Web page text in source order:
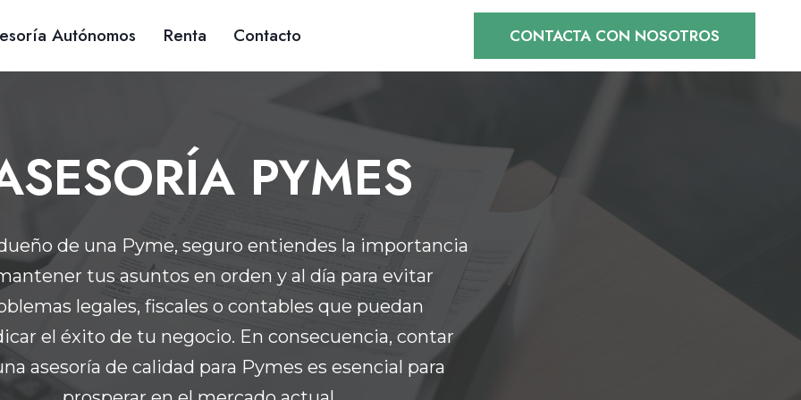
Autónomos Renta Contacto CONTACTA CON NOSOTROS
PYMES
de una Pyme, seguro entiendes la importancia
tus asuntos en orden y al día para evitar
legales, fiscales o contables que puedan
el éxito de tu negocio. En consecuencia, contar
asesoría de calidad para Pymes es esencial para